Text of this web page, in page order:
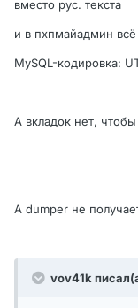
вместо рус. текста
и в пхпмайадмин
MySQL-кодировка:
А вкладок нет,
А dumper не
vov41k